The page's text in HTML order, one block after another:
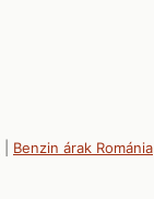
Benzin árak Románia